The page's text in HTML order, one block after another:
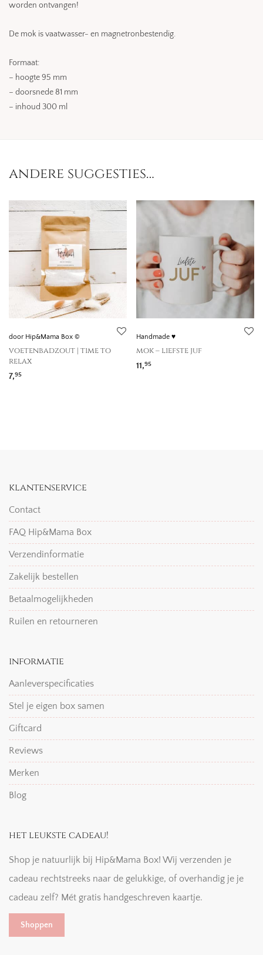
worden ontvangen!
De mok is vaatwasser- en magnetronbestendig.
Formaat:
– hoogte 95 mm
– doorsnede 81 mm
– inhoud 300 ml
andere suggesties…
door Hip&Mama Box ©
voetenbadzout | time to
relax
7,95
Handmade ♥
mok – liefste juf
11,95
klantenservice
Contact
FAQ Hip&Mama Box
Verzendinformatie
Zakelijk bestellen
Betaalmogelijkheden
Ruilen en retourneren
informatie
Aanleverspecificaties
Stel je eigen box samen
Giftcard
Reviews
Merken
Blog
het leukste cadeau!
Shop je natuurlijk bij Hip&Mama Box! Wij verzenden je
cadeau rechtstreeks naar de gelukkige, of overhandig je je
cadeau zelf? Mét gratis handgeschreven kaartje.
Shoppen